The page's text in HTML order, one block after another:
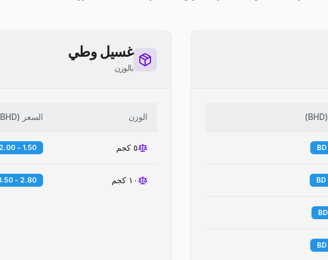
(
BHD
)
غسيل وطي
بالوزن
الوزن السعر (
BHD
٥ كجم 1.50 - 2.00 BD
١٠ كجم 2.80 - 3.50 BD